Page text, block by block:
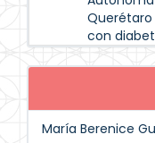
con
María Berenice